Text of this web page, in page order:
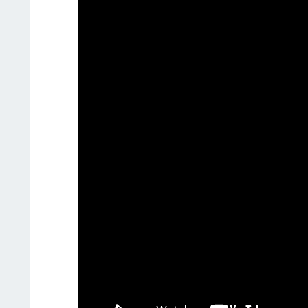
Встречайте новое видео от Виталия